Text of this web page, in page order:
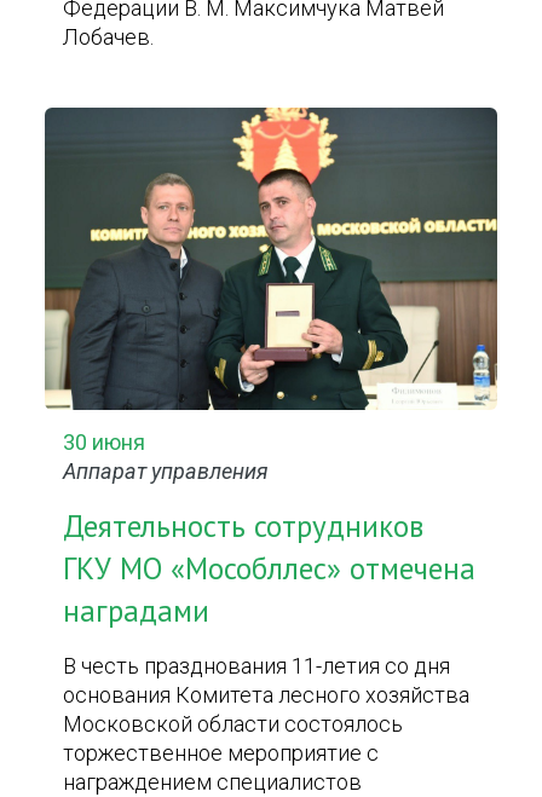
Федерации В. М. Максимчука Матвей
Лобачев.
30 июня
Аппарат управления
Деятельность сотрудников
ГКУ МО «Мособллес» отмечена
наградами
В честь празднования 11-летия со дня
основания Комитета лесного хозяйства
Московской области состоялось
торжественное мероприятие с
награждением специалистов